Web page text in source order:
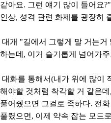
같아요. 그런 얘기 많이 들어요
인상, 성격 관련 화제를 굉장히
대개 "길에서 그렇게 말 거는거
하는데, 이거 슬기롭게 넘어가주
대화를 통해서(내가 위에 많이
해야할 것처럼 착각할 거 같은
풀어줬으면 그걸로 족하다. 전
풀렸으면, 이제 약속 잡는 모드